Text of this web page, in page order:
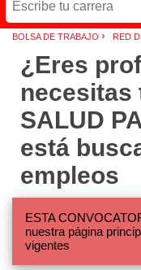
BOLSA DE TRABAJO › RED
¿Eres
necesitas
SALUD
está
empleos
ESTA
nuestra página
vigentes